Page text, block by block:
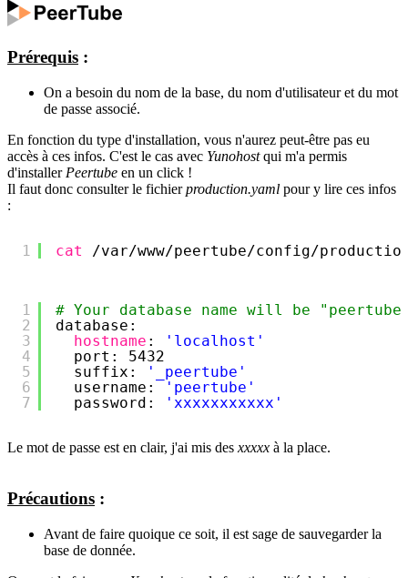
Prérequis :
On a besoin du nom de la base, du nom d'utilisateur et du mot
de passe associé.
En fonction du type d'installation, vous n'aurez peut-être pas eu
accès à ces infos. C'est le cas avec Yunohostqui m'a permis
d'installer Peertube en un click !
Il faut donc consulter le fichierproduction.yaml pour y lire ces infos
:
1 cat /var/www/peertube/config/
1
2
3
4
5
6
7
# Your database name will be
database:
hostname :
'localhost'
port: 5432
suffix:
'_peertube'
username:
'peertube'
password:
'xxxxxxxxxxx'
Le mot de passe est en clair, j'ai mis des xxxxx à la place.
Précautions :
Avant de faire quoique ce soit, il est sage de sauvegarder la
base de donnée.